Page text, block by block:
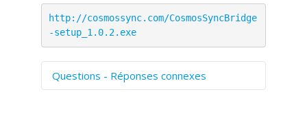
http://cosmossync.com/CosmosSyncBridge
-setup_1.0.2.exe
Questions - Réponses connexes